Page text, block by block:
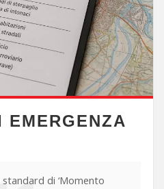
EMERGENZA
di ‘Momento